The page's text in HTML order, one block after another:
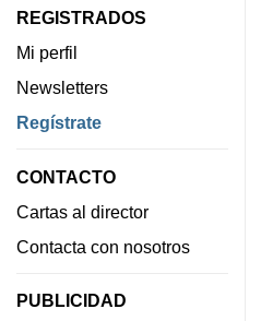
REGISTRADOS
Mi perfil
Newsletters
Regístrate
CONTACTO
Cartas al director
Contacta con nosotros
PUBLICIDAD